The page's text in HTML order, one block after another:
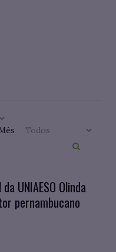
UNIAESO Olinda
pernambucano